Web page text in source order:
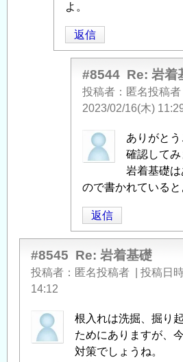
稿
に
よ
Re:
よ。
返信
#8544 Re: 岩着
投稿者 匿名投稿者
2023/02/16(木)
匿
名
稿
に
よ
る
「Re:
基
礎」
へ
ありがとう
確認してみ
岩着基礎
ので書かれている
返信
#8545 Re: 岩着基礎
投稿者 匿名投稿者 投稿日
14:12
根入れは洗掘、掘り
ためにありますが、
対策でしょうね。